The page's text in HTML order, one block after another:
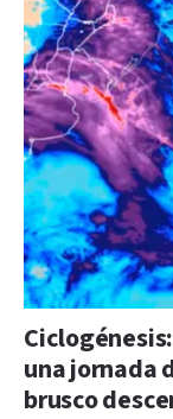
una jornada
brusco